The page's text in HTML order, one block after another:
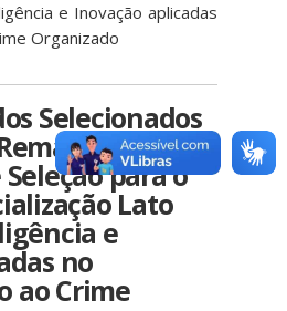
e Inovação aplicadas
Organizado
Selecionados
para o
Lato
e
no
ao Crime